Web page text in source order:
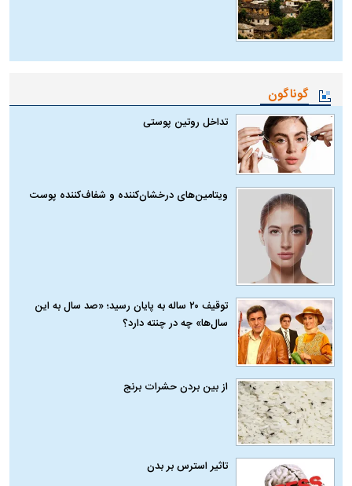
گوناگون
تداخل روتین پوستی
ویتامین‌های درخشان‌کننده و شفاف‌کننده پوست
توقیف ۲۰ ساله به پایان رسید؛ «صد سال به این
سال‌ها» چه در چنته دارد؟
از بین بردن حشرات برنج
تاثیر استرس بر بدن